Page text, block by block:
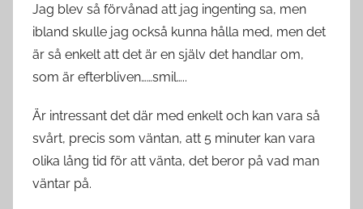
Jag blev så förvånad att jag ingenting sa, men
ibland skulle jag också kunna hålla med, men det
är så enkelt att det är en själv det handlar om,
som är efterbliven……smil…..
Är intressant det där med enkelt och kan vara så
svårt, precis som väntan, att 5 minuter kan vara
olika lång tid för att vänta, det beror på vad man
väntar på.